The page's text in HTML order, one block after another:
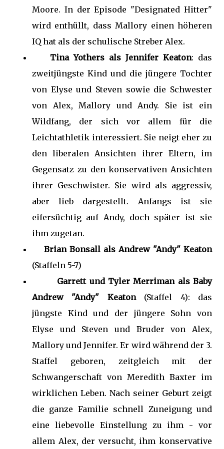
Moore. In der Episode "Designated Hitter"
wird enthüllt, dass Mallory einen höheren
IQ hat als der schulische Streber Alex.
Tina Yothers als Jennifer Keaton: das
zweitjüngste Kind und die jüngere Tochter
von Elyse und Steven sowie die Schwester
von Alex, Mallory und Andy. Sie ist ein
Wildfang, der sich vor allem für die
Leichtathletik interessiert. Sie neigt eher zu
den liberalen Ansichten ihrer Eltern, im
Gegensatz zu den konservativen Ansichten
ihrer Geschwister. Sie wird als aggressiv,
aber lieb dargestellt. Anfangs ist sie
eifersüchtig auf Andy, doch später ist sie
ihm zugetan.
Brian Bonsall als Andrew "Andy" Keaton
(Staffeln 5-7)
Garrett und Tyler Merriman als Baby
Andrew "Andy" Keaton(Staffel 4): das
jüngste Kind und der jüngere Sohn von
Elyse und Steven und Bruder von Alex,
Mallory und Jennifer. Er wird während der 3.
Staffel geboren, zeitgleich mit der
Schwangerschaft von Meredith Baxter im
wirklichen Leben. Nach seiner Geburt zeigt
die ganze Familie schnell Zuneigung und
eine liebevolle Einstellung zu ihm - vor
allem Alex, der versucht, ihm konservative